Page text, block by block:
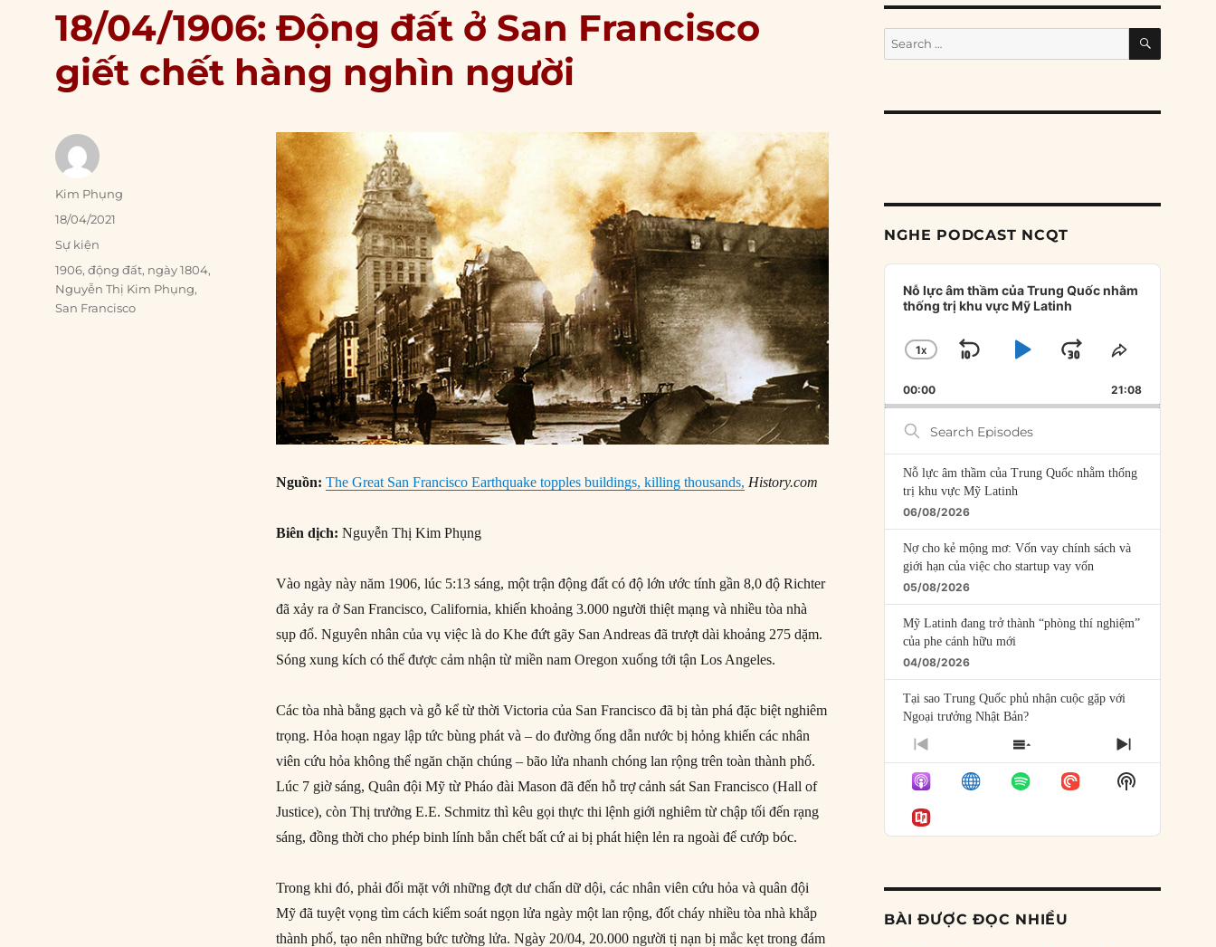
18/04/1906: Động đất ở San Francisco
giết chết hàng nghìn người
Nguồn: The Great San Francisco Earthquake topples buildings, killing thousands, History.com
Biên dịch: Nguyễn Thị Kim Phụng
Vào ngày này năm 1906, lúc 5:13 sáng, một trận động đất có độ lớn ước tính gần 8,0 độ Richter
đã xảy ra ở San Francisco, California, khiến khoảng 3.000 người thiệt mạng và nhiều tòa nhà
sụp đổ. Nguyên nhân của vụ việc là do Khe đứt gãy San Andreas đã trượt dài khoảng 275 dặm.
Sóng xung kích có thể được cảm nhận từ miền nam Oregon xuống tới tận Los Angeles.
Các tòa nhà bằng gạch và gỗ kể từ thời Victoria của San Francisco đã bị tàn phá đặc biệt nghiêm
trọng. Hỏa hoạn ngay lập tức bùng phát và – do đường ống dẫn nước bị hỏng khiến các nhân
viên cứu hỏa không thể ngăn chặn chúng – bão lửa nhanh chóng lan rộng trên toàn thành phố.
Lúc 7 giờ sáng, Quân đội Mỹ từ Pháo đài Mason đã đến hỗ trợ cảnh sát San Francisco (Hall of
Justice), còn Thị trưởng E.E. Schmitz thì kêu gọi thực thi lệnh giới nghiêm từ chập tối đến rạng
sáng, đồng thời cho phép binh lính bắn chết bất cứ ai bị phát hiện lẻn ra ngoài để cướp bóc.
Trong khi đó, phải đối mặt với những đợt dư chấn dữ dội, các nhân viên cứu hỏa và quân đội
Mỹ đã tuyệt vọng tìm cách kiểm soát ngọn lửa ngày một lan rộng, đốt cháy nhiều tòa nhà khắp
thành phố, tạo nên những bức tường lửa. Ngày 20/04, 20.000 người tị nạn bị mắc kẹt trong đám
Author
Kim Phụng
Posted
18/04/2021
Categories
Sự kiện
Tags
1906,động đất, ngày 1804,
Nguyễn Thị Kim Phụng,
San Francisco
Search
for:
SEARCH
NGHE PODCAST NCQT
Audio
Player
Nỗ lực âm thầm của Trung Quốc nhằm
thống trị khu vực Mỹ Latinh
CHANGE
RATE
1X
SKIP
BACKWARD
PLAYJUMP
FORWARD
SHARE
EPISODE
00:00 21:08
Search
Episodes
Nỗ lực âm thầm của Trung Quốc nhằm thống
trị khu vực Mỹ Latinh
06/08/2026
Nợ cho kẻ mộng mơ: Vốn vay chính sách và
giới hạn của việc cho startup vay vốn
05/08/2026
Mỹ Latinh đang trở thành “phòng thí nghiệm”
của phe cánh hữu mới
04/08/2026
Tại sao Trung Quốc phủ nhận cuộc gặp với
Ngoại trưởng Nhật Bản?
04/08/2026
Điểm mù chiến lược của Trump tại Thái Bình
Dương
03/08/2026
rủi ro
PREVIOUS
EPISODE
SHOW
EPISODES
LIST
NEXT
EPISODE
Show
Podcast
BÀI ĐƯỢC ĐỌC NHIỀU